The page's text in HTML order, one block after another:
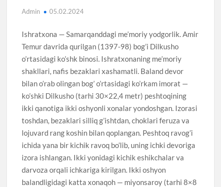
Admin 05.02.2024
Ishratxona — Samarqanddagi me’moriy yodgorlik. Amir
Temur davrida qurilgan (1397-98) bog’i Dilkusho
o’rtasidagi ko’shk binosi. Ishratxonaning me’moriy
shakllari, nafis bezaklari xashamatli. Baland devor
bilan o’rab olingan bog’ o’rtasidagi ko’rkam imorat —
ko’shki Dilkusho (tarhi 30×22,4 metr) peshtoqining
ikki qanotiga ikki oshyonli xonalar yondoshgan. Izorasi
toshdan, bezaklari silliq g’ishtdan, choklari feruza va
lojuvard rang koshin bilan qoplangan. Peshtoq ravog’i
ichida yana bir kichik ravoq bo’lib, uning ichki devoriga
izora ishlangan. Ikki yonidagi kichik eshikchalar va
darvoza orqali ichkariga kirilgan. Ikki oshyon
balandligidagi katta xonaqoh — miyonsaroy (tarhi 8×8